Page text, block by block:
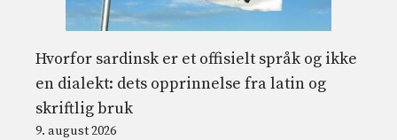
Hvorfor sardinsk er et offisielt språk og ikke
en dialekt: dets opprinnelse fra latin og
skriftlig bruk
9. august 2026